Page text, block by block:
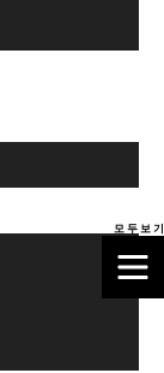
모 두 보 기